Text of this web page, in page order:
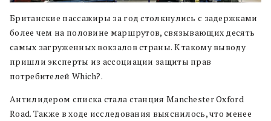
Британские пассажиры за год столкнулись с задержками
более чем на половине маршрутов, связывающих десять
самых загруженных вокзалов страны. К такому выводу
пришли эксперты из ассоциации защиты прав
потребителей Which?.
Антилидером списка стала станция Manchester Oxford
Road. Также в ходе исследования выяснилось, что менее